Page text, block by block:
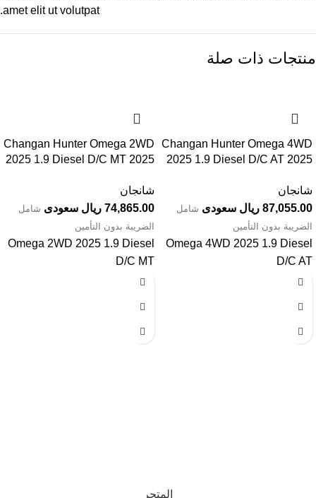
amet elit ut volutpat.
منتجات ذات صلة
⁦Changan Hunter Omega 4WD
2025 1.9 Diesel D/C AT 2025
شانجان
87,055.00 ريال سعودى
شامل
الضريبة بدون التأمين
Omega 4WD 2025 1.9 Diesel
D/C AT
Changan Hunter Omega 2WD
2025 1.9 Diesel D/C MT 2025
شانجان
74,865.00 ريال سعودى
شامل
الضريبة بدون التأمين
Omega 2WD 2025 1.9 Diesel
D/C MT
المتجر